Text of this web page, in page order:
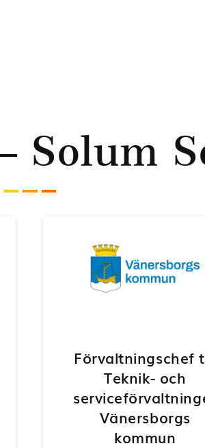
Solum
Förvaltningschef
Teknik- och
Vänersborgs
kommun